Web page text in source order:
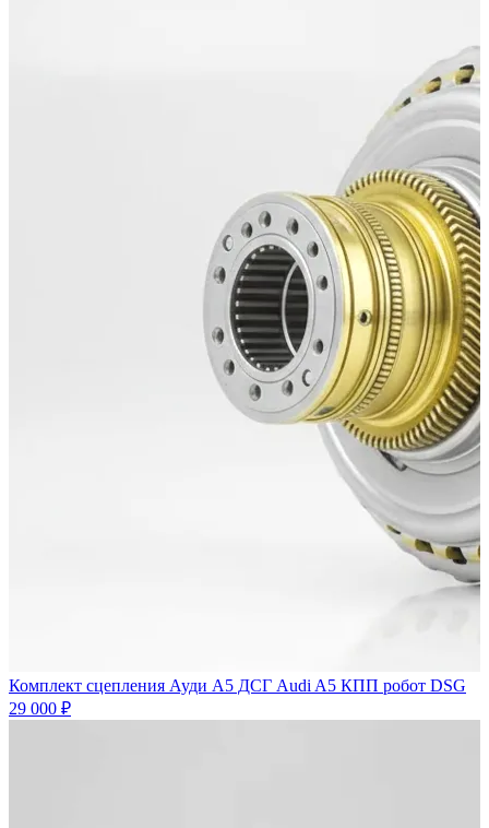
Комплект сцепления Ауди А5 ДСГ Audi A5 КПП робот DSG
29 000 ₽